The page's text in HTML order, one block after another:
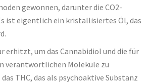
gewonnen, darunter die CO2-
ist eigentlich ein kristallisiertes Öl, das
erhitzt, um das Cannabidiol und die für
verantwortlichen Moleküle zu
THC, das als psychoaktive Substanz